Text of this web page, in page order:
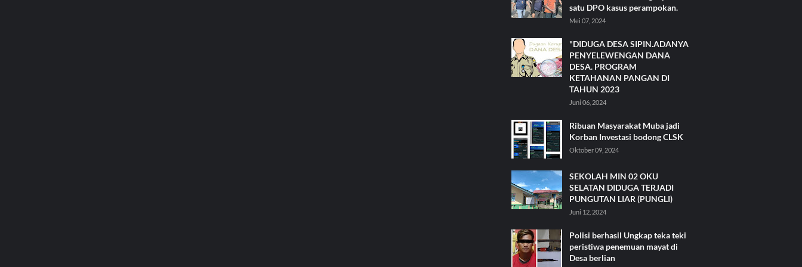
satu DPO kasus perampokan.
Mei 07, 2024
"DIDUGA DESA SIPIN.ADANYA
PENYELEWENGAN DANA
DESA. PROGRAM
KETAHANAN PANGAN DI
TAHUN 2023
Juni 06, 2024
Ribuan Masyarakat Muba jadi
Korban Investasi bodong CLSK
Oktober 09, 2024
SEKOLAH MIN 02 OKU
SELATAN DIDUGA TERJADI
PUNGUTAN LIAR (PUNGLI)
Juni 12, 2024
Polisi berhasil Ungkap teka teki
peristiwa penemuan mayat di
Desa berlian